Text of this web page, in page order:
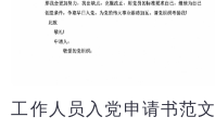
工作人员入党申请书范文